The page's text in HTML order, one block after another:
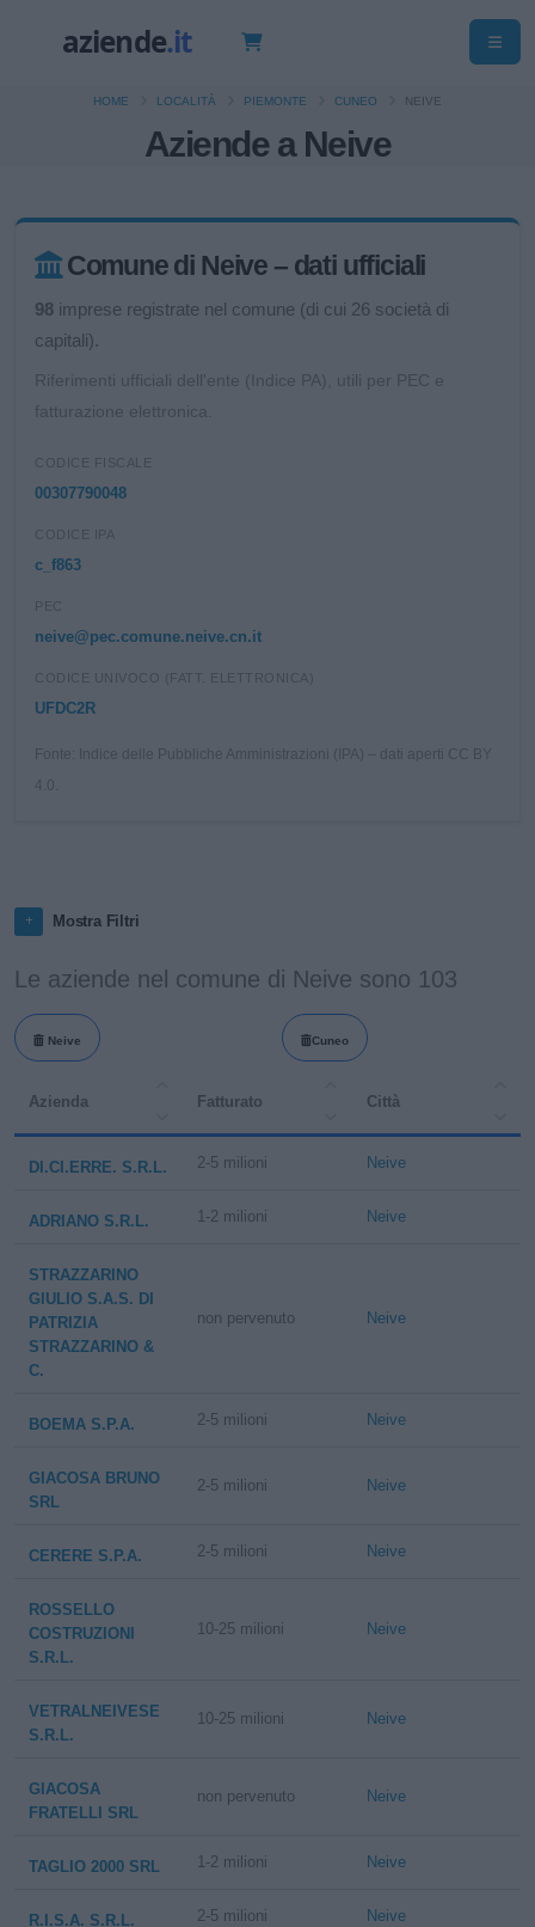
Aziende a Neive
HOME LOCALITÀ PIEMONTE CUNEO NEIVE
Comune di Neive – dati ufficiali
98 imprese registrate nel comune (di cui 26 società di
capitali).
Riferimenti ufficiali dell'ente (Indice PA), utili per PEC e
fatturazione elettronica.
CODICE FISCALE
00307790048
CODICE IPA
c_f863
PEC
neive@pec.comune.neive.cn.it
CODICE UNIVOCO (FATT. ELETTRONICA)
UFDC2R
Fonte: Indice delle Pubbliche Amministrazioni (IPA) – dati aperti CC BY
Mostra Filtri
Le aziende nel comune di Neive sono 103
Neive Cuneo
Azienda Fatturato Città
DI.CI.ERRE. S.R.L. 2-5 milioni Neive
ADRIANO S.R.L. 1-2 milioni Neive
STRAZZARINO
GIULIO S.A.S. DI
PATRIZIA
STRAZZARINO &
C.
non pervenuto Neive
BOEMA S.P.A. 2-5 milioni Neive
GIACOSA BRUNO
SRL
2-5 milioni Neive
CERERE S.P.A. 2-5 milioni Neive
ROSSELLO
COSTRUZIONI
S.R.L.
10-25 milioni Neive
VETRALNEIVESE
S.R.L.
10-25 milioni Neive
GIACOSA
FRATELLI SRL
non pervenuto Neive
TAGLIO 2000 SRL 1-2 milioni Neive
R.I.S.A. S.R.L. 2-5 milioni Neive